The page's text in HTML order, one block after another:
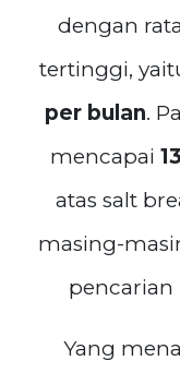
dengan
tertinggi,
per bulan.
mencapai
atas salt
masing-
pencarian
Yang